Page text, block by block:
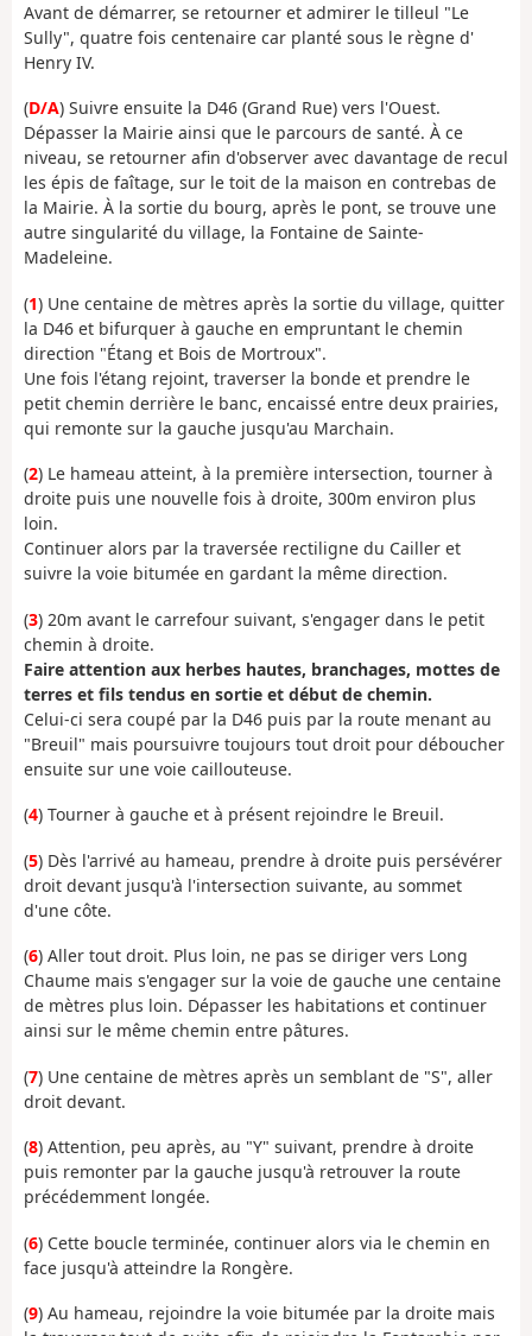
Avant de démarrer, se retourner et admirer le tilleul "Le
Sully", quatre fois centenaire car planté sous le règne d'
Henry IV.
(D/A) Suivre ensuite la D46 (Grand Rue) vers l'Ouest.
Dépasser la Mairie ainsi que le parcours de santé. À ce
niveau, se retourner afin d'observer avec davantage de recul
les épis de faîtage, sur le toit de la maison en contrebas de
la Mairie. À la sortie du bourg, après le pont, se trouve une
autre singularité du village, la Fontaine de Sainte-
Madeleine.
(1) Une centaine de mètres après la sortie du village, quitter
la D46 et bifurquer à gauche en empruntant le chemin
direction "Étang et Bois de Mortroux".
Une fois l'étang rejoint, traverser la bonde et prendre le
petit chemin derrière le banc, encaissé entre deux prairies,
qui remonte sur la gauche jusqu'au Marchain.
(2) Le hameau atteint, à la première intersection, tourner à
droite puis une nouvelle fois à droite, 300m environ plus
loin.
Continuer alors par la traversée rectiligne du Cailler et
suivre la voie bitumée en gardant la même direction.
(3) 20m avant le carrefour suivant, s'engager dans le petit
chemin à droite.
Faire attention aux herbes hautes, branchages, mottes de
terres et fils tendus en sortie et début de chemin.
Celui-ci sera coupé par la D46 puis par la route menant au
"Breuil" mais poursuivre toujours tout droit pour déboucher
ensuite sur une voie caillouteuse.
(4) Tourner à gauche et à présent rejoindre le Breuil.
(5) Dès l'arrivé au hameau, prendre à droite puis persévérer
droit devant jusqu'à l'intersection suivante, au sommet
d'une côte.
(6) Aller tout droit. Plus loin, ne pas se diriger vers Long
Chaume mais s'engager sur la voie de gauche une centaine
de mètres plus loin. Dépasser les habitations et continuer
ainsi sur le même chemin entre pâtures.
(7) Une centaine de mètres après un semblant de "S", aller
droit devant.
(8) Attention, peu après, au "Y" suivant, prendre à droite
puis remonter par la gauche jusqu'à retrouver la route
précédemment longée.
(6) Cette boucle terminée, continuer alors via le chemin en
face jusqu'à atteindre la Rongère.
(9) Au hameau, rejoindre la voie bitumée par la droite mais